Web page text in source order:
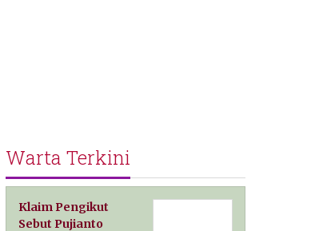
Warta Terkini
Klaim Pengikut
Sebut Pujianto